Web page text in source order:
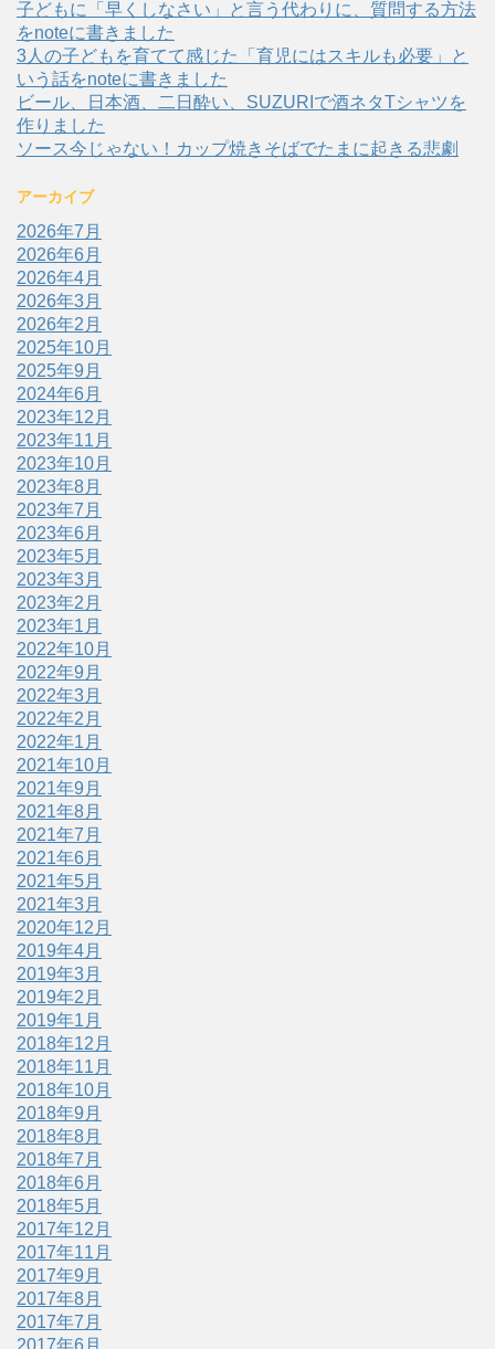
子どもに「早くしなさい」と言う代わりに、質問する方法
をnoteに書きました
3人の子どもを育てて感じた「育児にはスキルも必要」と
いう話をnoteに書きました
ビール、日本酒、二日酔い、SUZURIで酒ネタTシャツを
作りました
ソース今じゃない！カップ焼きそばでたまに起きる悲劇
アーカイブ
2026年7月
2026年6月
2026年4月
2026年3月
2026年2月
2025年10月
2025年9月
2024年6月
2023年12月
2023年11月
2023年10月
2023年8月
2023年7月
2023年6月
2023年5月
2023年3月
2023年2月
2023年1月
2022年10月
2022年9月
2022年3月
2022年2月
2022年1月
2021年10月
2021年9月
2021年8月
2021年7月
2021年6月
2021年5月
2021年3月
2020年12月
2019年4月
2019年3月
2019年2月
2019年1月
2018年12月
2018年11月
2018年10月
2018年9月
2018年8月
2018年7月
2018年6月
2018年5月
2017年12月
2017年11月
2017年9月
2017年8月
2017年7月
2017年6月